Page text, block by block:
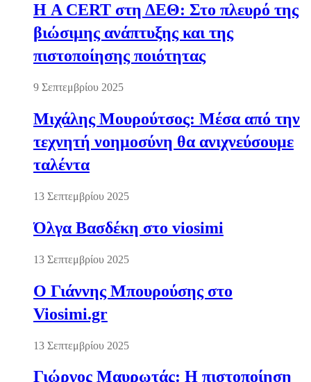
Η A CERT στη ΔΕΘ: Στο πλευρό της
βιώσιμης ανάπτυξης και της
πιστοποίησης ποιότητας
9 Σεπτεμβρίου 2025
Μιχάλης Μουρούτσος: Μέσα από την
τεχνητή νοημοσύνη θα ανιχνεύσουμε
ταλέντα
13 Σεπτεμβρίου 2025
Όλγα Βασδέκη στο viosimi
13 Σεπτεμβρίου 2025
Ο Γιάννης Μπουρούσης στο
Viosimi.gr
13 Σεπτεμβρίου 2025
Γιώργος Μαυρωτάς: Η πιστοποίηση